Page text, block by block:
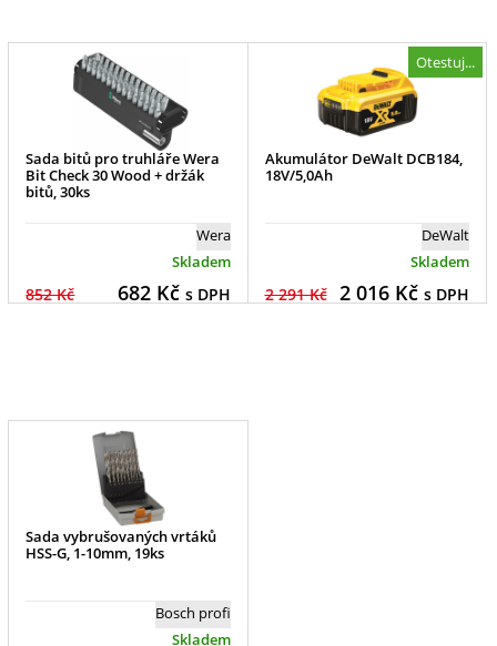
Sada bitů pro truhláře Wera
Bit Check 30 Wood + držák
bitů, 30ks
Wera
Skladem
852 Kč 682Kč s DPH
Otestuj...
Akumulátor DeWalt DCB184,
18V/5,0Ah
DeWalt
Skladem
2 291 Kč 2 016Kč s DPH
Sada vybrušovaných vrtáků
HSS-G, 1-10mm, 19ks
Bosch profi
Skladem